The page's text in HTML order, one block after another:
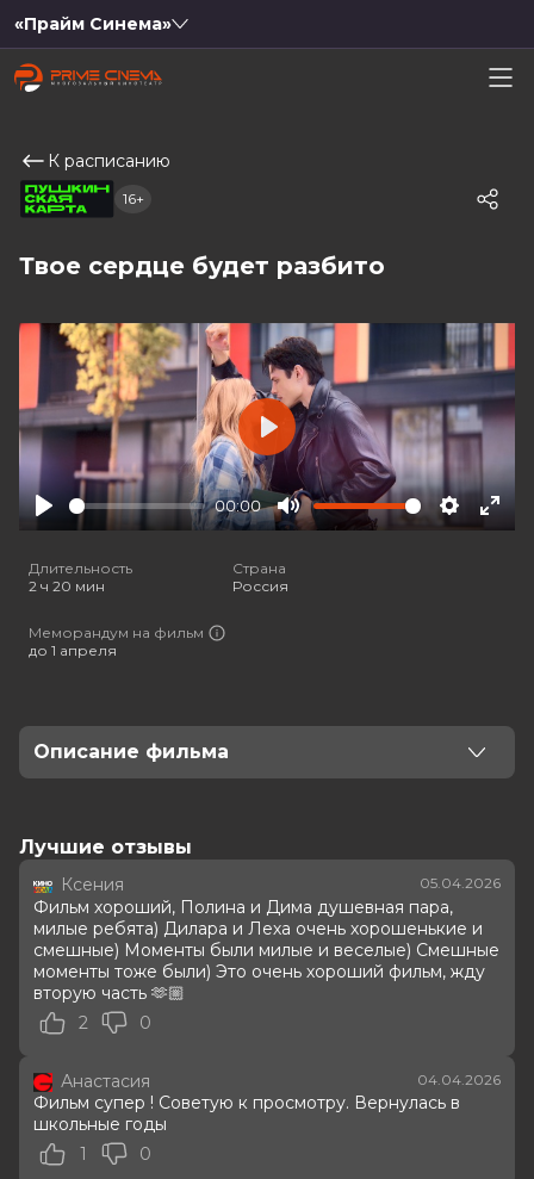
«Прайм Синема»
К расписанию
Твое сердце будет разбито
16+
Play
00:00
Mute Settings
Play
Длительность
2 ч 20 мин
Страна
Россия
Меморандум на фильм
до 1 апреля
Описание фильма
Барсом: он должен притворяться её парнем и
защищать, а она делать всё, что он скажет. В ходе
этой игры у пары появляются настоящие чувства, но у
её семьи и одноклассников есть причины разлучить
влюблённых.
Оценка
Год
Страна
Актеры
Вероника Журавлева, Даниэль
Вегас, Аля Майер, Максим Сапрыкин,
Лучшие отзывы
Ксения 05.04.2026
Фильм хороший, Полина и Дима душевная пара,
милые ребята) Дилара и Леха очень хорошенькие и
смешные) Моменты были милые и веселые) Смешные
моменты тоже были) Это очень хороший фильм, жду
вторую часть 🫶🏼
2
0
Анастасия 04.04.2026
Фильм супер ! Советую к просмотру. Вернулась в
школьные годы
1
0